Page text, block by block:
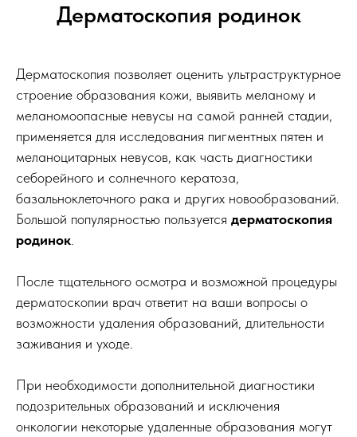
Дерматоскопия родинок
Дерматоскопия позволяет оценить ультраструктурное
строение образования кожи, выявить меланому и
меланомоопасные невусы на самой ранней стадии,
применяется для исследования пигментных пятен и
меланоцитарных невусов, как часть диагностики
себорейного и солнечного кератоза,
базальноклеточного рака и других новообразований.
Большой популярностью пользуется дерматоскопия
родинок
После тщательного осмотра и возможной процедуры
дерматоскопии врач ответит на ваши вопросы о
возможности удаления образований, длительности
заживания и уходе.
При необходимости дополнительной диагностики
подозрительных образований и исключения
онкологии некоторые удаленные образования могут